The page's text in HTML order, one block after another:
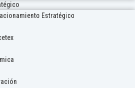
Estratégico